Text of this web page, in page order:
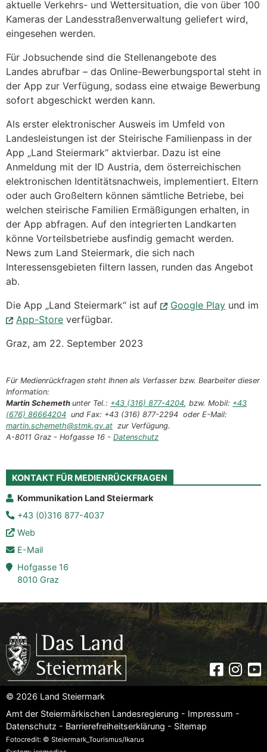
aktuelle Verkehrs- und Wettersituation, die von über 100
Kameras der Landesstraßenverwaltung geliefert wird,
eingesehen werden.
Für Jobsuchende sind die Stellenangebote des
Landes abrufbar – das Online-Bewerbungsportal steht in
der App zur Verfügung, sodass eine etwaige Bewerbung
sofort abgeschickt werden kann.
Als erster elektronischer Ausweis im Umfeld von
Landesleistungen ist der Steirische Familienpass in der
App „Land Steiermark“ aktvierbar. Dazu ist eine
Anmeldung mit der ID Austria, dem österreichischen
elektronischen Identitätsnachweis, implementiert. Eltern
oder auch Großeltern können sämtliche Betriebe, bei
welchen steirische Familien Ermäßigungen erhalten, in
der App abfragen. Auf den integrierten Landkarten
könne Vorteilsbetriebe ausfindig gemacht werden.
News zum Land Steiermark, die sich nach
Interessensgebieten filtern lassen, runden das Angebot
ab.
Die App „Land Steiermark“ ist auf
Google Play und im
App-Store verfügbar.
Graz, am 22. September 2023
Für Medienrückfragen steht Ihnen als Verfasser bzw. Bearbeiter dieser
Information:
Martin Schemeth unter Tel.: +43 (316) 877-4204, bzw. Mobil: +43
(676) 86664204 und Fax: +43 (316) 877-2294 oder E-Mail:
martin.schemeth@stmk.gv.at zur Verfügung.
A-8011 Graz - Hofgasse 16 - Datenschutz
KONTAKT FÜR MEDIENRÜCKFRAGEN
Kommunikation Land Steiermark
+43 (0)316 877-4037
Web
E-Mail
Hofgasse 16
8010 Graz
© 2026 Land Steiermark
Amt der Steiermärkischen Landesregierung - Impressum -
Datenschutz - Barrierefreiheitserklärung - Sitemap
Fotocredit: © Steiermark_Tourismus/Ikarus